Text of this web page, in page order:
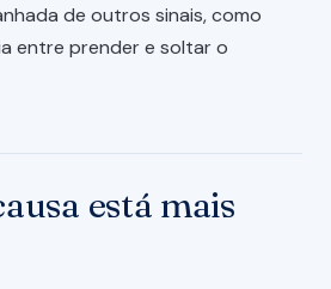
de outros sinais, como
entre prender e soltar o
está mais